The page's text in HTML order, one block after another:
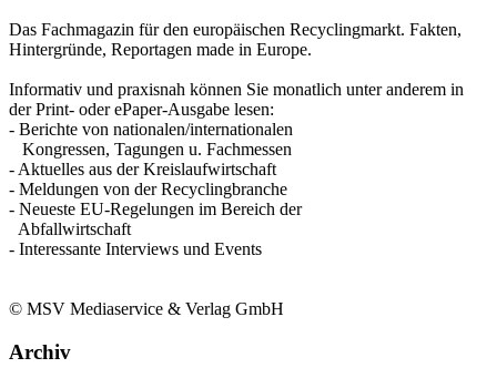
Das Fachmagazin für den europäischen Recyclingmarkt. Fakten,
Hintergründe, Reportagen made in Europe.
Informativ und praxisnah können Sie monatlich unter anderem in
der Print- oder ePaper-Ausgabe lesen:
- Berichte von nationalen/internationalen
Kongressen, Tagungen u. Fachmessen
- Aktuelles aus der Kreislaufwirtschaft
- Meldungen von der Recyclingbranche
- Neueste EU-Regelungen im Bereich der
Abfallwirtschaft
- Interessante Interviews und Events
© MSV Mediaservice & Verlag GmbH
Archiv